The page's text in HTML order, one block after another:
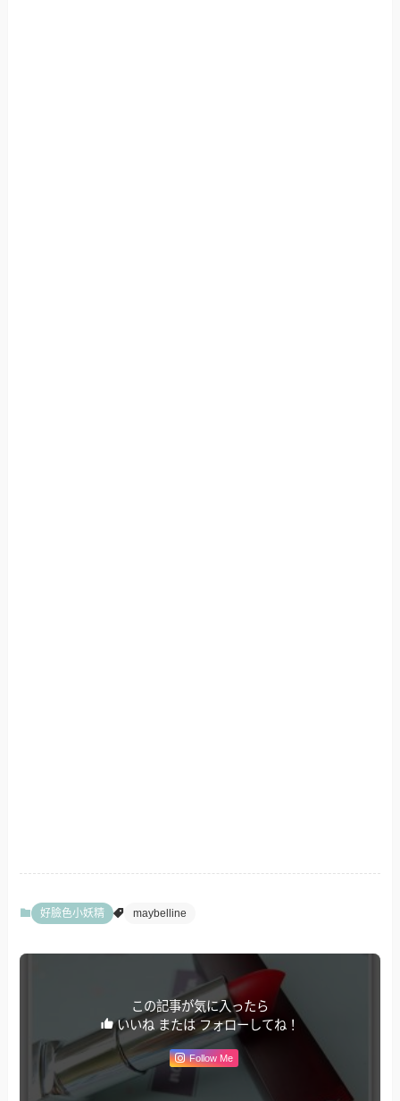
好臉色小妖精 maybelline
この記事が気に入ったら
いいね または フォローしてね！
Follow Me